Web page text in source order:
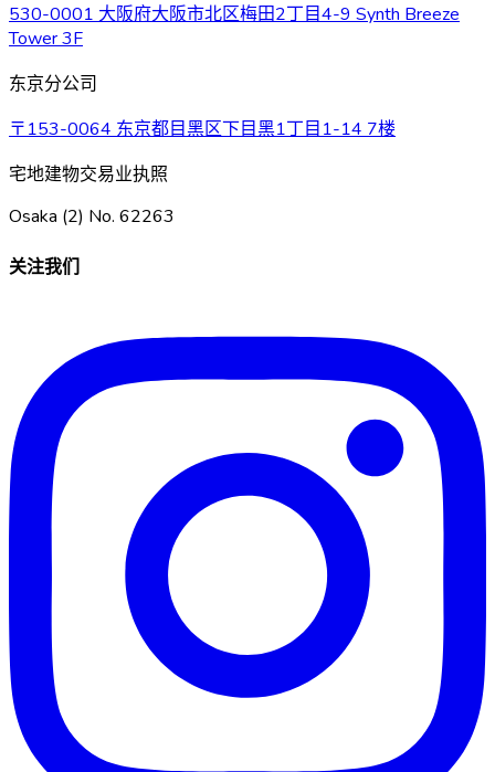
530-0001 大阪府大阪市北区梅田2丁目4-9 Synth Breeze
Tower 3F
东京分公司
〒153-0064 东京都目黑区下目黑1丁目1-14 7楼
宅地建物交易业执照
Osaka (2) No. 62263
关注我们